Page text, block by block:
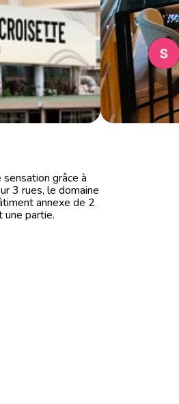
grâce à
3 rues, le domaine
annexe de 2
partie.